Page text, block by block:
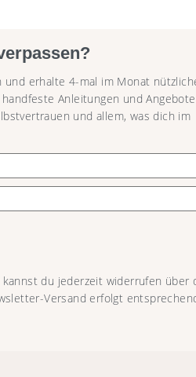
erhalte 4-mal im Monat
Anleitungen und
und allem, was dich im
du jederzeit widerrufen über
Versand erfolgt